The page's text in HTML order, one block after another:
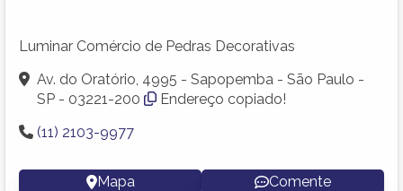
Luminar Comércio de Pedras Decorativas
Av. do Oratório, 4995 - Sapopemba - São Paulo -
SP - 03221-200
Endereço copiado!
(11) 2103-9977
Mapa Comente